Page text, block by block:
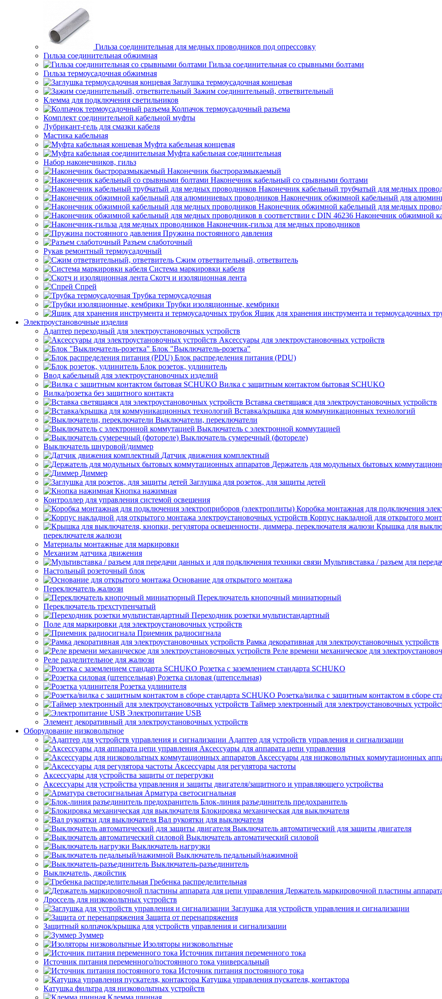
Гильза соединительная для медных проводников под опрессовку
Гильза соединительная обжимная
Гильза соединительная со срывными болтами
Гильза термоусадочная обжимная
Заглушка термоусадочная концевая
Зажим соединительный, ответвительный
Клемма для подключения светильников
Колпачок термоусадочный разъема
Комплект соединительной кабельной муфты
Лубрикант-гель для смазки кабеля
Мастика кабельная
Муфта кабельная концевая
Муфта кабельная соединительная
Набор наконечников, гильз
Наконечник быстроразмыкаемый
Наконечник кабельный со срывными болтами
Наконечник кабельный трубчатый для медных
Наконечник обжимной кабельный для
Наконечник обжимной кабельный для медных
Наконечник обжимной
Наконечник-гильза для медных проводников
Пружина постоянного давления
Разъем слаботочный
Рукав ремонтный термоусадочный
Сжим ответвительный, ответвитель
Система маркировки кабеля
Скотч и изоляционная лента
Спрей
Трубка термоусадочная
Трубки изоляционные, кембрики
Ящик для хранения инструмента и термоусадочных
Электроустановочные изделия
Адаптер переходный для электроустановочных устройств
Аксессуары для электроустановочных устройств
Блок "Выключатель-розетка"
Блок распределения питания (PDU)
Блок розеток, удлинитель
Ввод кабельный для электроустановочных изделий
Вилка с защитным контактом бытовая SCHUKO
Вилка/розетка без защитного контакта
Вставка светящаяся для электроустановочных устройств
Вставка/крышка для коммуникационных технологий
Выключатели, переключатели
Выключатель с электронной коммутацией
Выключатель сумеречный (фотореле)
Выключатель шнуровой/диммер
Датчик движения комплектный
Держатель для модульных бытовых
Диммер
Заглушка для розеток, для защиты детей
Кнопка нажимная
Контроллер для управления системой освещения
Коробка монтажная для подключения
Корпус накладной для открытого
Крышка для
переключателя жалюзи
Материалы монтажные для маркировки
Механизм датчика движения
Мультивставка / разъем для
Настольный розеточный блок
Основание для открытого монтажа
Переключатель жалюзи
Переключатель кнопочный миниатюрный
Переключатель трехступенчатый
Переходник розетки мультистандартный
Поле для маркировки для электроустановочных устройств
Приемник радиосигнала
Рамка декоративная для электроустановочных устройств
Реле времени механическое для
Реле разделительное для жалюзи
Розетка с заземлением стандарта SCHUKO
Розетка силовая (штепсельная)
Розетка удлинителя
Розетка/вилка с защитным контактом в сборе
Таймер электронный для электроустановочных
Электропитание USB
Элемент декоративный для электроустановочных устройств
Оборудование низковольтное
Адаптер для устройств управления и сигнализации
Аксессуары для аппарата цепи управления
Аксессуары для низковольтных коммутационных
Аксессуары для регулятора частоты
Аксессуары для устройства защиты от перегрузки
Аксессуары для устройства управления и защиты двигателя/защитного и управляющего устройства
Арматура светосигнальная
Блок-линия разъединитель предохранитель
Блокировка механическая для выключателя
Вал рукоятки для выключателя
Выключатель автоматический для защиты двигателя
Выключатель автоматический силовой
Выключатель нагрузки
Выключатель педальный/нажимной
Выключатель-разъединитель
Выключатель, джойстик
Гребенка распределительная
Держатель маркировочной пластины
Дроссель для низковольтных устройств
Заглушка для устройств управления и сигнализации
Защита от перенапряжения
Защитный колпачок/крышка для устройств управления и сигнализации
Зуммер
Изоляторы низковольтные
Источник питания переменного тока
Источник питания переменного/постоянного тока универсальный
Источник питания постоянного тока
Катушка управления пускателя, контактора
Катушка фильтра для низковольтных устройств
Клемма шинная